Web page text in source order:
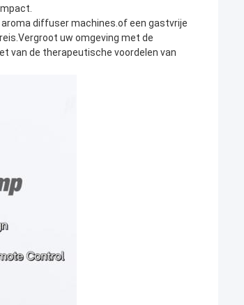
diffuser machines.of een gastvrije
uw omgeving met de
van de therapeutische voordelen van